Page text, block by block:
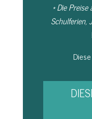
* Die